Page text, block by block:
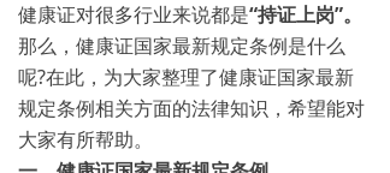
健康证体检
健康证对很多行业来说都是“持证上岗”。
那么，健康证国家最新规定条例是什么
呢?在此，为大家整理了健康证国家最新
规定条例相关方面的法律知识，希望能对
大家有所帮助。